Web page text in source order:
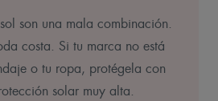
son una mala combinación.
costa. Si tu marca no está
o tu ropa, protégela con
solar muy alta.